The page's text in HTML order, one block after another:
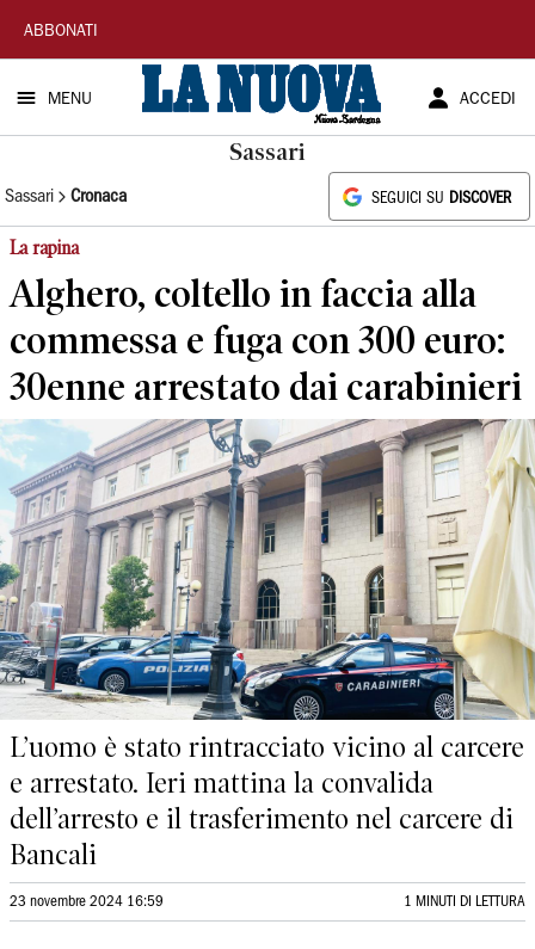
La
Nuova
Sardegna
ABBONATI
MENU ACCEDI
Sassari
Sassari Cronaca SEGUICI SU DISCOVER
La rapina
Alghero, coltello in faccia alla
commessa e fuga con 300 euro:
30enne arrestato dai carabinieri
L’uomo è stato rintracciato vicino al carcere
e arrestato. Ieri mattina la convalida
dell’arresto e il trasferimento nel carcere di
Bancali
23 novembre 2024 16:59 1 MINUTI DI LETTURA